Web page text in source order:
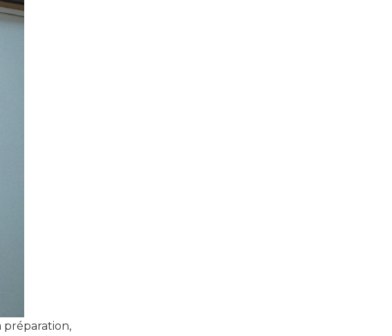
préparation,